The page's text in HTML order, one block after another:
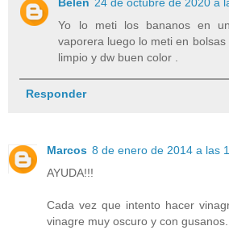
Yo lo meti los bananos en
vaporera luego lo meti en
limpio y dw buen color .
Responder
Marcos 8 de enero de 2014 a las
AYUDA!!!
Cada vez que intento hacer
vinagre muy oscuro y con gusanos...